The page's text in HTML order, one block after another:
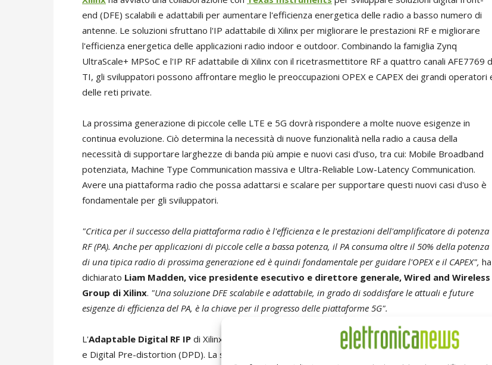
end (DFE) scalabili e adattabili per aumentare l'efficienza energetica delle radio a basso numero di
antenne. Le soluzioni sfruttano l'IP adattabile di Xilinx per migliorare le prestazioni RF e migliorare
l'efficienza energetica delle applicazioni radio indoor e outdoor. Combinando la famiglia Zynq
UltraScale+ MPSoC e l'IP RF adattabile di Xilinx con il ricetrasmettitore RF a quattro canali AFE7769
TI, gli sviluppatori possono affrontare meglio le preoccupazioni OPEX e CAPEX dei grandi operatori
delle reti private.
La prossima generazione di piccole celle LTE e 5G dovrà rispondere a molte nuove esigenze in
continua evoluzione. Ciò determina la necessità di nuove funzionalità nella radio a causa della
necessità di supportare larghezze di banda più ampie e nuovi casi d'uso, tra cui: Mobile Broadband
potenziata, Machine Type Communication massiva e Ultra-Reliable Low-Latency Communication.
Avere una piattaforma radio che possa adattarsi e scalare per supportare questi nuovi casi d'uso è
fondamentale per gli sviluppatori.
"Critica per il successo della piattaforma radio è l'efficienza e le prestazioni dell'amplificatore di potenza
RF (PA). Anche per applicazioni di piccole celle a bassa potenza, il PA consuma oltre il 50% della potenza
di una tipica radio di prossima generazione ed è quindi fondamentale per guidare l'OPEX e il CAPEX", ha
dichiarato Liam Madden, vice presidente esecutivo e direttore generale, Wired and Wireless
Group di Xilinx. "Una soluzione DFE scalabile e adattabile, in grado di soddisfare le attuali e future
esigenze di efficienza del PA, è la chiave per il progresso delle piattaforme 5G".
L'Adaptable Digital RF IP di Xilinx include funzionalità specialistiche di Crest Factor Reduction (CFR)
e Digital Pre-distortion (DPD). La soluzione è in grado di supportare un'ampia gamma di larghezze di